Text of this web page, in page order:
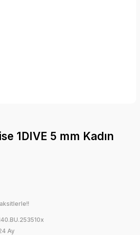
1DIVE 5 mm Kadın
Ay